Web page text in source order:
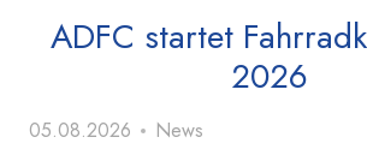
ADFC startet
2026
05.08.2026 News